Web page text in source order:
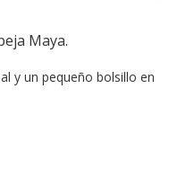
Maya.
y un pequeño bolsillo en